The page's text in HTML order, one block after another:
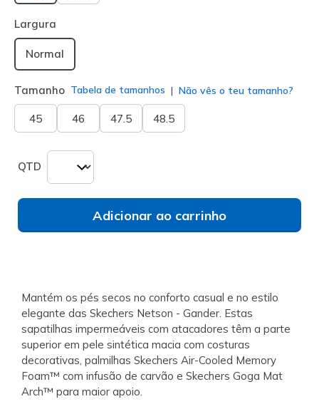
selecionado
Largura
Normal
Tamanho Tabela de tamanhos Não vês o teu tamanho?
45 46 47.5 48.5
QTD
Adicionar ao carrinho
Mantém os pés secos no conforto casual e no estilo
elegante das Skechers Netson - Gander. Estas
sapatilhas impermeáveis com atacadores têm a parte
superior em pele sintética macia com costuras
decorativas, palmilhas Skechers Air-Cooled Memory
Foam™ com infusão de carvão e Skechers Goga Mat
Arch™ para maior apoio.